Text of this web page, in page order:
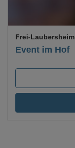
Event im Hof
Frei-Laubersheim